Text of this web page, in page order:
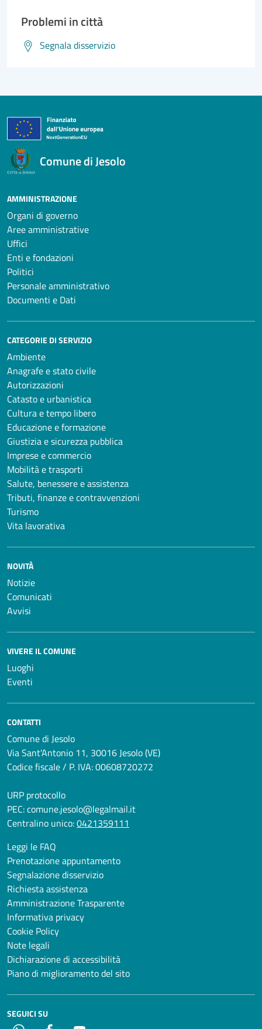
Problemi in città
Segnala disservizio
Comune di Jesolo
AMMINISTRAZIONE
Organi di governo
Aree amministrative
Uffici
Enti e fondazioni
Politici
Personale amministrativo
Documenti e Dati
CATEGORIE DI SERVIZIO
Ambiente
Anagrafe e stato civile
Autorizzazioni
Catasto e urbanistica
Cultura e tempo libero
Educazione e formazione
Giustizia e sicurezza pubblica
Imprese e commercio
Mobilità e trasporti
Salute, benessere e assistenza
Tributi, finanze e contravvenzioni
Turismo
Vita lavorativa
NOVITÀ
Notizie
Comunicati
Avvisi
VIVERE IL COMUNE
Luoghi
Eventi
CONTATTI
Comune di Jesolo
Via Sant'Antonio 11, 30016 Jesolo (VE)
Codice fiscale / P. IVA: 00608720272
URP protocollo
PEC:comune.jesolo@legalmail.it
Centralino unico:0421359111
Leggi le FAQ
Prenotazione appuntamento
Segnalazione disservizio
Richiesta assistenza
Amministrazione Trasparente
Informativa privacy
Cookie Policy
Note legali
Dichiarazione di accessibilità
Piano di miglioramento del sito
SEGUICI SU